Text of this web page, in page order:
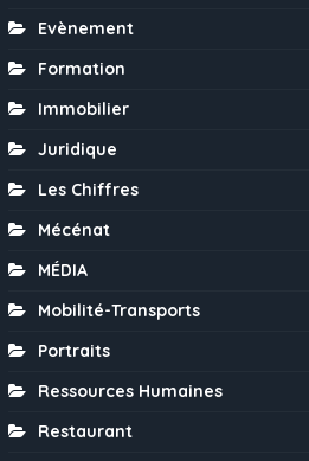
Evènement
Formation
Immobilier
Juridique
Les Chiffres
Mécénat
MÉDIA
Mobilité-Transports
Portraits
Ressources Humaines
Restaurant